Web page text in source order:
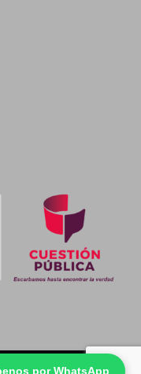
por WhatsApp
los derechos